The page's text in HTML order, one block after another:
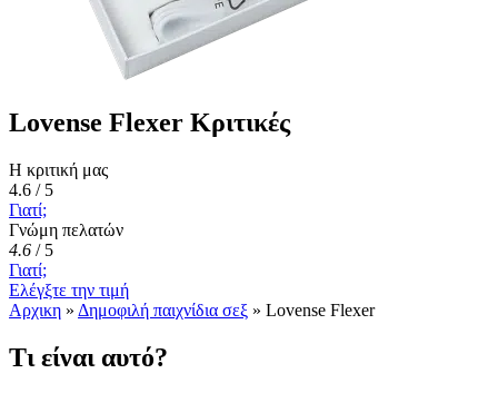
Lovense Flexer Κριτικές
Η κριτική μας
4.6 / 5
Γιατί;
Γνώμη πελατών
4.6 / 5
Γιατί;
Ελέγξτε την τιμή
Αρχικη » Δημοφιλή παιχνίδια σεξ » Lovense Flexer
Τι είναι αυτό?